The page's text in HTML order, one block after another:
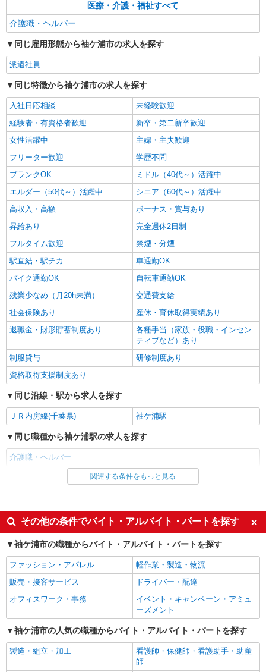
派遣社員
株式会社トラストグロース 新宿本社 第1営業部
看護小規模多機能での夜専介護士
時給：1400円
千葉県袖ケ浦市
詳細を見る
派遣社員
レバウェル株式会社
［1］介護福祉士 ［2］初任者研修/2級ヘルパ
ー ［3］実務者研修/1級ヘルパー ［4］ケアマ
時給1,226円〜1,800円 ※経験・能力による ＜
月給例＞シッカリ稼げるのが魅力♪ 時給1,700円×1
日8h×20日（週5日）＝272,000円
千葉県袖ケ浦市 ☆その他、東京都・神奈川
県・埼玉県・千葉県・茨城県・群馬県各地に勤務
キープ 詳細を見る
医療・介護・福祉すべて
介護職・ヘルパー
同じ雇用形態から袖ケ浦市の求人を探す
派遣社員
同じ特徴から袖ケ浦市の求人を探す
入社日応相談
未経験歓迎
経験者・有資格者歓迎
新卒・第二新卒歓迎
女性活躍中
主婦・主夫歓迎
フリーター歓迎
学歴不問
ブランクOK
ミドル（40代～）活躍中
エルダー（50代～）活躍中
シニア（60代～）活躍中
高収入・高額
ボーナス・賞与あり
昇給あり
完全週休2日制
フルタイム歓迎
禁煙・分煙
駅直結・駅チカ
車通勤OK
バイク通勤OK
自転車通勤OK
残業少なめ（月20h未満）
交通費支給
社会保険あり
産休・育休取得実績あり
退職金・財形貯蓄制度あり
各種手当（家族・役職・インセン
ティブなど）あり
制服貸与
研修制度あり
資格取得支援制度あり
同じ沿線・駅から求人を探す
ＪＲ内房線(千葉県) 袖ケ浦駅
同じ職種から袖ケ浦駅の求人を探す
介護職・ヘルパー
同じ雇用形態から袖ケ浦駅の求人を探す
同じ特徴から袖ケ浦駅の求人を探す
入社日応相談
未経験歓迎
経験者・有資格者歓迎
新卒・第二新卒歓迎
女性活躍中
主婦・主夫歓迎
フリーター歓迎
学歴不問
ミドル（40代～）活躍中
エルダー（50代～）活躍中
シニア（60代～）活躍中
高収入・高額
ボーナス・賞与あり
完全週休2日制
関連する条件をもっと見る
その他の条件でバイト・アルバイト・パートを探す
袖ケ浦市の職種からバイト・アルバイト・パートを探す
ファッション・アパレル
軽作業・製造・物流
販売・接客サービス
ドライバー・配達
オフィスワーク・事務
イベント・キャンペーン・アミュ
ーズメント
袖ケ浦市の人気の職種からバイト・アルバイト・パートを探す
製造・組立・加工
看護師・保健師・看護助手・助産
師